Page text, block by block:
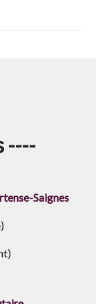
----
Saignes